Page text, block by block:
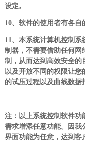
设定。
10、软件的使用者有各自
11、本系统计算机控制系
制器，不需要借助任何网
制，从而达到高效安全的
以及开放不同的权限让
的试压过程以及曲线数据
注：以上系统控制软件功
需求增添任意功能。因我
界面功能为任意，达到客